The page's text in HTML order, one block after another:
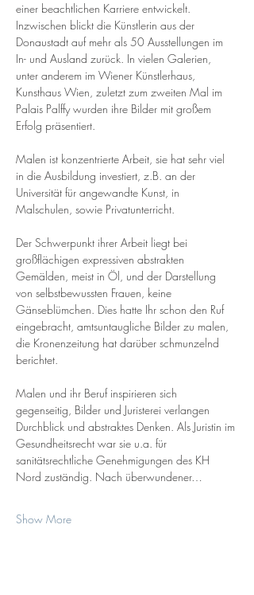
einer beachtlichen Karriere entwickelt.
Inzwischen blickt die Künstlerin aus der
Donaustadt auf mehr als 50 Ausstellungen im
In- und Ausland zurück. In vielen Galerien,
unter anderem im Wiener Künstlerhaus,
Kunsthaus Wien, zuletzt zum zweiten Mal im
Palais Palffy wurden ihre Bilder mit großem
Erfolg präsentiert.
Malen ist konzentrierte Arbeit, sie hat sehr viel
in die Ausbildung investiert, z.B. an der
Universität für angewandte Kunst, in
Malschulen, sowie Privatunterricht.
Der Schwerpunkt ihrer Arbeit liegt bei
großflächigen expressiven abstrakten
Gemälden, meist in Öl, und der Darstellung
von selbstbewussten Frauen, keine
Gänseblümchen. Dies hatte Ihr schon den Ruf
eingebracht, amtsuntaugliche Bilder zu malen,
die Kronenzeitung hat darüber schmunzelnd
berichtet.
Malen und ihr Beruf inspirieren sich
gegenseitig, Bilder und Juristerei verlangen
Durchblick und abstraktes Denken. Als Juristin im
Gesundheitsrecht war sie u.a. für
sanitätsrechtliche Genehmigungen des KH
Nord zuständig. Nach überwundener…
Show More